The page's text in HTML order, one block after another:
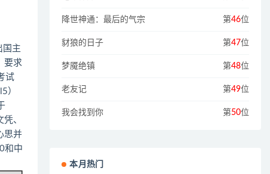
国主
要求
试
）
、
思并
和中
降世神通：最后的气宗 第46位
豺狼的日子 第47位
梦魇绝镇 第48位
老友记 第49位
我会找到你 第50位
本月热门